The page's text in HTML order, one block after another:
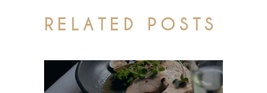
RELATED POSTS